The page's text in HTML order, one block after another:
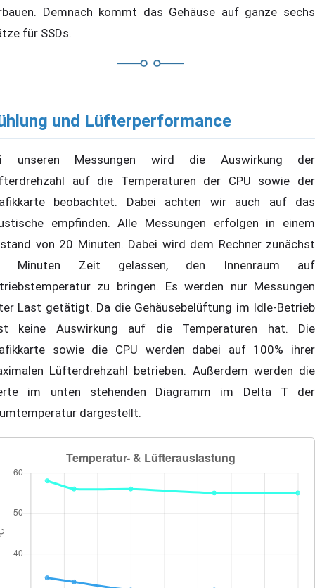
Demnach kommt das Gehäuse auf ganze sechs
für SSDs.
und Lüfterperformance
unseren Messungen wird die Auswirkung der
auf die Temperaturen der CPU sowie der
beobachtet. Dabei achten wir auch auf das
empfinden. Alle Messungen erfolgen in einem
von 20 Minuten. Dabei wird dem Rechner zunächst
Minuten Zeit gelassen, den Innenraum auf
zu bringen. Es werden nur Messungen
Last getätigt. Da die Gehäusebelüftung im Idle-Betrieb
keine Auswirkung auf die Temperaturen hat. Die
sowie die CPU werden dabei auf 100% ihrer
Lüfterdrehzahl betrieben. Außerdem werden die
im unten stehenden Diagramm im Delta T der
dargestellt.